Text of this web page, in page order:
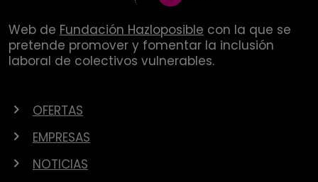
Web de Fundación Hazloposible con la que se
pretende promover y fomentar la inclusión
laboral de colectivos vulnerables.
OFERTAS
EMPRESAS
NOTICIAS